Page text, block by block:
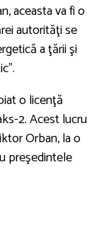
aceasta va fi o
autorităţi se
a ţării şi
o licenţă
2. Acest lucru
Orban, la o
preşedintele